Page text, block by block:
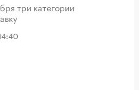
три категории